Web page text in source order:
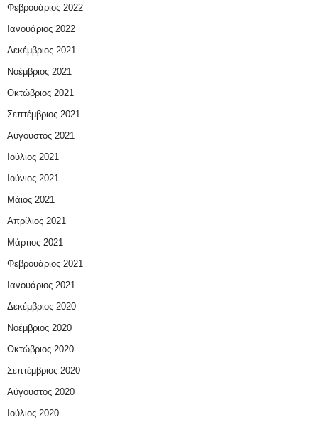
Φεβρουάριος 2022
Ιανουάριος 2022
Δεκέμβριος 2021
Νοέμβριος 2021
Οκτώβριος 2021
Σεπτέμβριος 2021
Αύγουστος 2021
Ιούλιος 2021
Ιούνιος 2021
Μάιος 2021
Απρίλιος 2021
Μάρτιος 2021
Φεβρουάριος 2021
Ιανουάριος 2021
Δεκέμβριος 2020
Νοέμβριος 2020
Οκτώβριος 2020
Σεπτέμβριος 2020
Αύγουστος 2020
Ιούλιος 2020